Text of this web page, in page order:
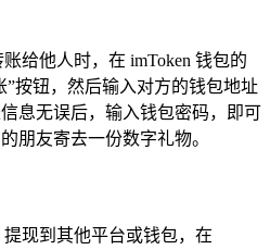
给他人时，在 imToken 钱包的
”按钮，然后输入对方的钱包地址
息无误后，输入钱包密码，即可
朋友寄去一份数字礼物。
现到其他平台或钱包，在